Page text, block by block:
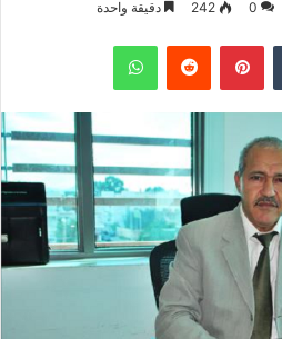
0
242 دقيقة واحدة
بينتيريست واتساب